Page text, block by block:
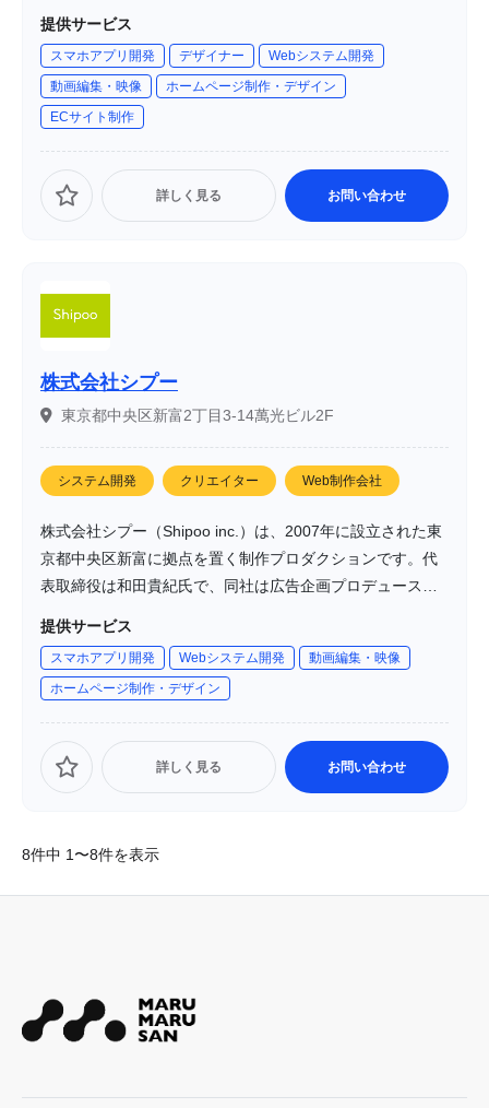
ど、多岐にわたるサービスを展開しています。特に、PS5
と同等のクオリティのCG制作に対応し、クライアントのビ
ジュアル表現を革新しています。
提供サービス
スマホアプリ開発 デザイナー
Webシステム開発
動画編集・映像
ホームページ制作・デザイン
ECサイト制作
詳しく見る お問い合わせ
株式会社シプー
東京都中央区新富2丁目3-14萬光ビル2F
システム開発 クリエイター Web制作会社
株式会社シプー（Shipoo inc.）は、2007年に設立された東
京都中央区新富に拠点を置く制作プロダクションです。代
表取締役は和田貴紀氏で、同社は広告企画プロデュース、
質を捉えた取り組みと、少し先を見据えたチャレンジを忘
れずに、質にこだわったコンテンツ制作を進めています。
提供サービス
スマホアプリ開発 Webシステム開発
動画編集・映像
ホームページ制作・デザイン
詳しく見る お問い合わせ
8件中 1〜8件を表示